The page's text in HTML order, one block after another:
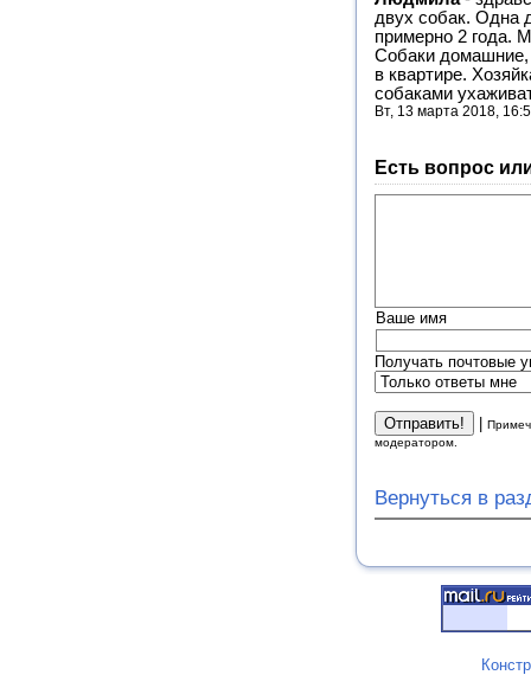
двух собак. Одна
примерно 2 года.
Собаки домашние,
в квартире.
собаками
Вт, 13 марта 2018,
Есть вопрос
Ваше имя
Получать почтовые
|
модератором.
Вернуться в